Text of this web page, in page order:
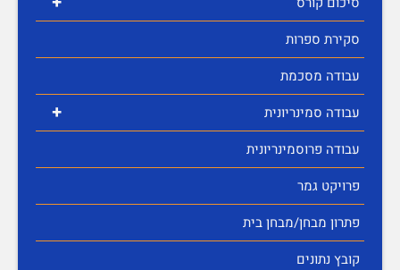
סקירת ספרות
עבודה מסכמת
+
עבודה סמינריונית
עבודה פרוסמינריונית
פרויקט גמר
פתרון מבחן/מבחן בית
קובץ נתונים